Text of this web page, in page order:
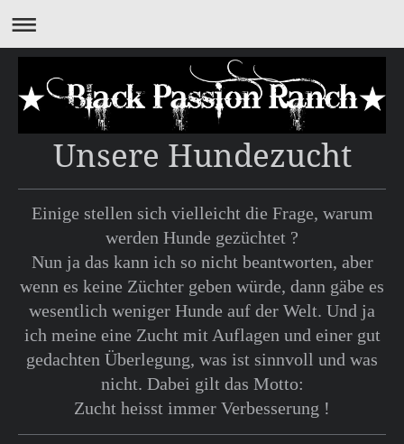
Unsere Hundezucht
Einige stellen sich vielleicht die Frage, warum
werden Hunde gezüchtet ?
Nun ja das kann ich so nicht beantworten, aber
wenn es keine Züchter geben würde, dann gäbe es
wesentlich weniger Hunde auf der Welt. Und ja
ich meine eine Zucht mit Auflagen und einer gut
gedachten Überlegung, was ist sinnvoll und was
nicht. Dabei gilt das Motto:
Zucht heisst immer Verbesserung !